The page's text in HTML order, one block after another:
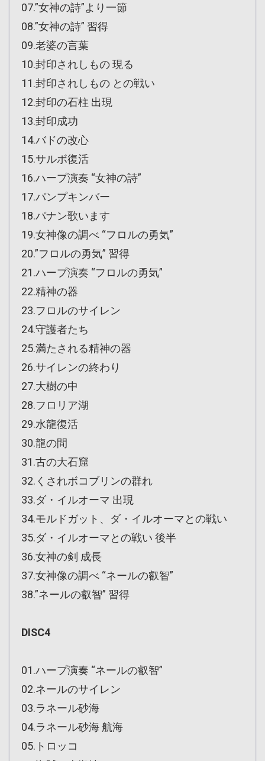
07.”女神の詩”より一節
08.”女神の詩” 習得
09.老婆の言葉
10.封印されしもの 現る
11.封印されしもの との戦い
12.封印の石柱 出現
13.封印成功
14.バドの改心
15.サルボ復活
16.ハープ演奏 “女神の詩”
17.パンプキンバー
18.パナン歌います
19.女神像の調べ “フロルの勇気”
20.”フロルの勇気” 習得
21.ハープ演奏 “フロルの勇気”
22.精神の器
23.フロルのサイレン
24.守護者たち
25.満たされる精神の器
26.サイレンの終わり
27.大樹の中
28.フロリア湖
29.水龍復活
30.龍の間
31.古の大石窟
32.くされボコブリンの群れ
33.ダ・イルオーマ 出現
34.モルドガット、ダ・イルオーマとの戦い
35.ダ・イルオーマとの戦い 後半
36.女神の剣 成長
37.女神像の調べ “ネールの叡智”
38.”ネールの叡智” 習得
DISC4
01.ハープ演奏 “ネールの叡智”
02.ネールのサイレン
03.ラネール砂海
04.ラネール砂海 航海
05.トロッコ